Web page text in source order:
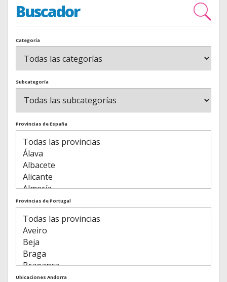
Buscador
Categoría
Subcategoría
Provincias de España
Provincias de Portugal
Ubicaciones Andorra